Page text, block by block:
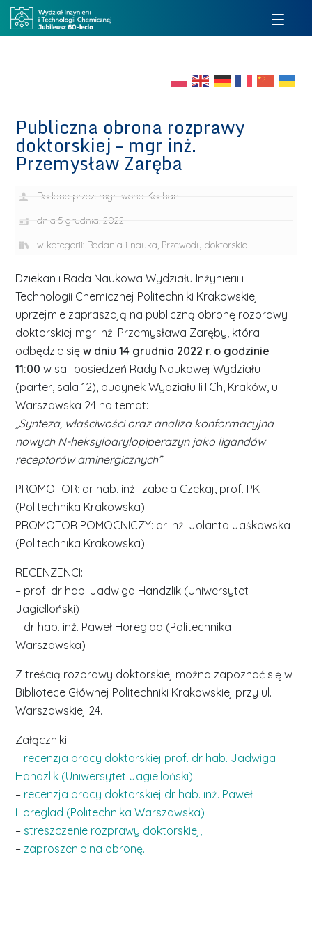
Publiczna obrona rozprawy
doktorskiej – mgr inż.
Przemysław Zaręba
Dodane przez: mgr Iwona Kochan
dnia 5 grudnia, 2022
w kategorii: Badania i nauka, Przewody doktorskie
Dziekan i Rada Naukowa Wydziału Inżynierii i
Technologii Chemicznej Politechniki Krakowskiej
uprzejmie zapraszają na publiczną obronę rozprawy
doktorskiej mgr inż. Przemysława Zaręby, która
odbędzie sięw dniu 14 grudnia 2022 r. o godzinie
11:00 w sali posiedzeń Rady Naukowej Wydziału
(parter, sala 12), budynek Wydziału IiTCh, Kraków, ul.
Warszawska 24 na temat:
„Synteza, właściwości oraz analiza konformacyjna
nowych N-heksyloarylopiperazyn jako ligandów
receptorów aminergicznych”
PROMOTOR: dr hab. inż. Izabela Czekaj, prof. PK
(Politechnika Krakowska)
PROMOTOR POMOCNICZY: dr inż. Jolanta Jaśkowska
(Politechnika Krakowska)
RECENZENCI:
– prof. dr hab. Jadwiga Handzlik (Uniwersytet
Jagielloński)
– dr hab. inż. Paweł Horeglad (Politechnika
Warszawska)
Z treścią rozprawy doktorskiej można zapoznać się w
Bibliotece Głównej Politechniki Krakowskiej przy ul.
Warszawskiej 24.
Załączniki:
– recenzja pracy doktorskiej prof. dr hab. Jadwiga
Handzlik (Uniwersytet Jagielloński)
– recenzja pracy doktorskiej dr hab. inż. Paweł
Horeglad (Politechnika Warszawska)
– streszczenie rozprawy doktorskiej,
–zaproszenie na obronę.